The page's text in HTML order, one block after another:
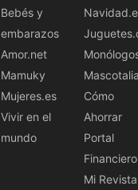
Bebés y
embarazos
Amor.net
Mamuky
Mujeres.es
Vivir en el
mundo
Cómo
Ahorrar
Portal
Financiero
Mi Revista